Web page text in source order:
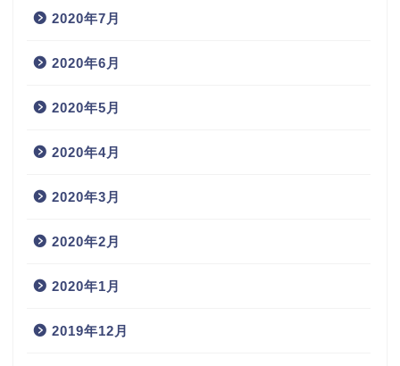
2020年7月
2020年6月
2020年5月
2020年4月
2020年3月
2020年2月
2020年1月
2019年12月